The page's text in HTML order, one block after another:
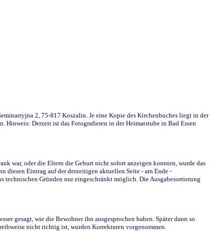
2, 75-817 Koszalin. Je eine Kopie des Kirchenbuches liegt in der
Hinweis: Derzeit ist das Fotografieren in der Heimatstube in Bad Essen
war, oder die Eltern die Geburt nicht sofort anzeigen konnten, wurde das
diesen Eintrag auf der derzeitigen aktuellen Seite - am Ende -
technischen Gründen nur eingeschränkt möglich. Die Ausgabesortierung
gesagt, wie die Bewohner ihn ausgesprochen haben. Später dann so
nicht richtig ist, wurden Korrekturen vorgenommen.